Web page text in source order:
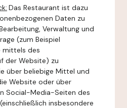
Das Restaurant ist dazu
Daten zu
Verwaltung und
(zum Beispiel
mittels des
der Website) zu
über beliebige Mittel und
Website oder über
Social-Media-Seiten des
insbesondere